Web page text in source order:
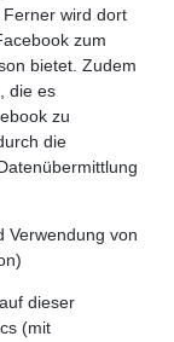
wird dort
zum
bietet. Zudem
die es
zu
die
Verwendung von
dieser
(mit